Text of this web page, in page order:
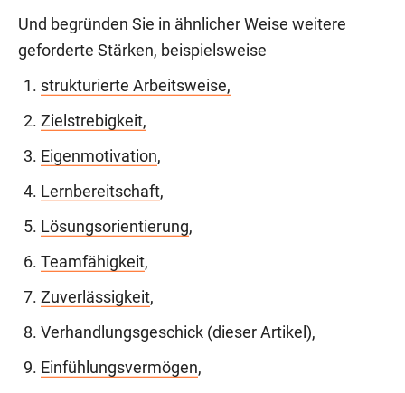
Und begründen Sie in ähnlicher Weise weitere
geforderte Stärken, beispielsweise
strukturierte Arbeitsweise,
Zielstrebigkeit,
Eigenmotivation,
Lernbereitschaft,
Lösungsorientierung,
Teamfähigkeit,
Zuverlässigkeit,
Verhandlungsgeschick (dieser Artikel),
Einfühlungsvermögen,